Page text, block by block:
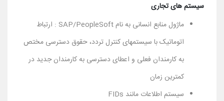
سیستم های تجاری
ماژول منابع انسانی به نام SAP/PeopleSoft : ارتباط
اتوماتیک با سیستمهای کنترل تردد، حقوق دسترسی مختص
به کارمندان فعلی و اعطای دسترسی به کارمندان جدید در
کمترین زمان
سیستم اطلاعات مانند FIDs